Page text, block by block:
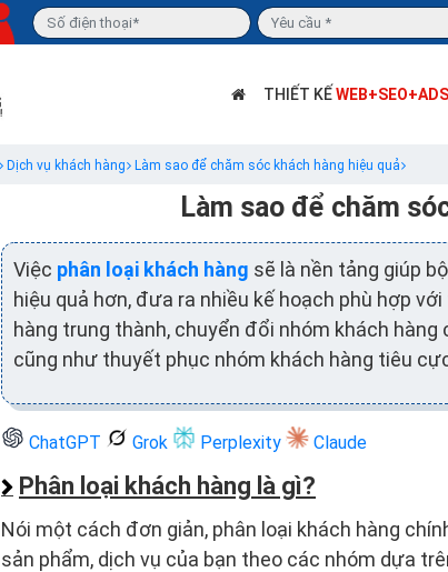
THIẾT KẾWEB+SEO+ADS
Dịch vụ khách hàng Làm sao để chăm sóc khách hàng hiệu quả
Làm sao để chăm
Việc phân loại khách hàng sẽ là nền tảng giúp
hiệu quả hơn, đưa ra nhiều kế hoạch phù hợp
hàng trung thành, chuyển đổi nhóm khách
cũng như thuyết phục nhóm khách hàng tiêu
ChatGPT Grok Perplexity Claude
Phân loại khách hàng là gì?
Nói một cách đơn giản, phân loại khách hàng
sản phẩm, dịch vụ của bạn theo các nhóm dựa